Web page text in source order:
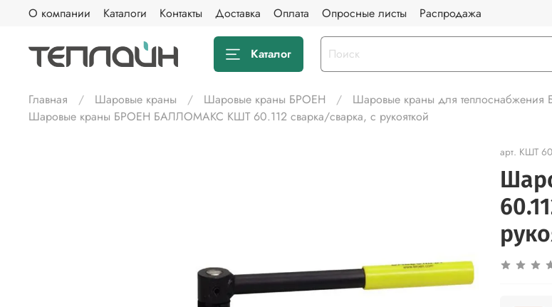
О компании Каталоги Контакты Доставка Оплата Опросные листы Распродажа
Каталог
Главная Шаровые краны Шаровые краны БРОЕН Шаровые краны для
Шаровые краны БРОЕН БАЛЛОМАКС КШТ 60.112 сварка/сварка, с рукояткой
арт. КШТ